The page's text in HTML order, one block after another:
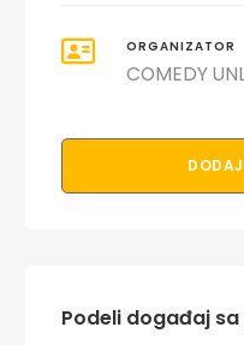
ORGANIZATOR
COMEDY
Podeli događaj